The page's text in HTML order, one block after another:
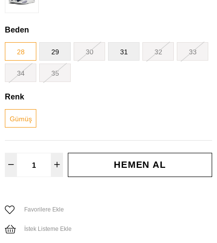
Beden
28 29 30 31 32 33
34 35
Renk
Gümüş
Favorilere Ekle
İstek Listeme Ekle